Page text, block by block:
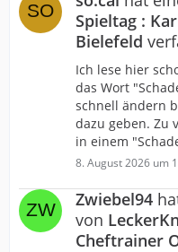
Spieltag :
Bielefeld
Ich lese hier
das Wort
schnell ändern
dazu geben. Zu
in einem
8. August 2026 um
Zwiebel94
von
Cheftrainer